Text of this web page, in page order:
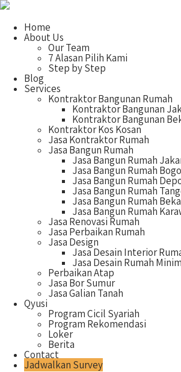
Home
About Us
Our Team
7 Alasan Pilih Kami
Step by Step
Blog
Services
Kontraktor Bangunan Rumah
Kontraktor Bangunan
Kontraktor Bangunan
Kontraktor Kos Kosan
Jasa Kontraktor Rumah
Jasa Bangun Rumah
Jasa Bangun Rumah
Jasa Bangun Rumah
Jasa Bangun Rumah
Jasa Bangun Rumah
Jasa Bangun Rumah
Jasa Bangun Rumah
Jasa Renovasi Rumah
Jasa Perbaikan Rumah
Jasa Design
Jasa Desain Interior
Jasa Desain Rumah
Perbaikan Atap
Jasa Bor Sumur
Jasa Galian Tanah
Qyusi
Program Cicil Syariah
Program Rekomendasi
Loker
Berita
Contact
Jadwalkan Survey